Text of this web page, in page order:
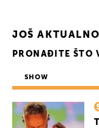
JOŠ
PRONAĐITE ŠTO
SHOW